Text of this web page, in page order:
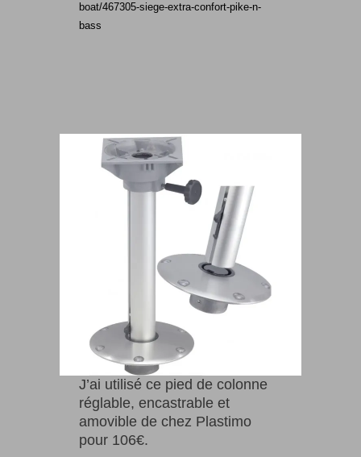
boat/467305-siege-extra-confort-pike-n-
bass
J’ai utilisé ce pied de colonne
réglable, encastrable et
amovible de chez Plastimo
pour 106€.